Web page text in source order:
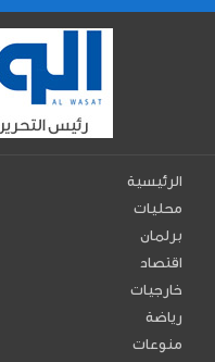
الرئيسية
محليات
برلمان
اقتصاد
خارجيات
رياضة
منوعات